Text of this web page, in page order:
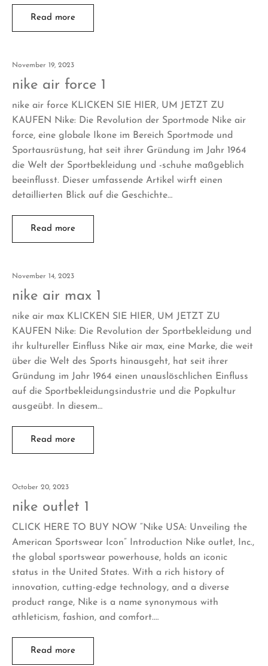
Read more
November 19, 2023
nike air force 1
nike air force KLICKEN SIE HIER, UM JETZT ZU
KAUFEN Nike: Die Revolution der Sportmode Nike air
force, eine globale Ikone im Bereich Sportmode und
Sportausrüstung, hat seit ihrer Gründung im Jahr 1964
die Welt der Sportbekleidung und -schuhe maßgeblich
beeinflusst. Dieser umfassende Artikel wirft einen
detaillierten Blick auf die Geschichte…
Read more
November 14, 2023
nike air max 1
nike air max KLICKEN SIE HIER, UM JETZT ZU
KAUFEN Nike: Die Revolution der Sportbekleidung und
ihr kultureller Einfluss Nike air max, eine Marke, die weit
über die Welt des Sports hinausgeht, hat seit ihrer
Gründung im Jahr 1964 einen unauslöschlichen Einfluss
auf die Sportbekleidungsindustrie und die Popkultur
ausgeübt. In diesem…
Read more
October 20, 2023
nike outlet 1
CLICK HERE TO BUY NOW “Nike USA: Unveiling the
American Sportswear Icon” Introduction Nike outlet, Inc.,
the global sportswear powerhouse, holds an iconic
status in the United States. With a rich history of
innovation, cutting-edge technology, and a diverse
product range, Nike is a name synonymous with
athleticism, fashion, and comfort.…
Read more